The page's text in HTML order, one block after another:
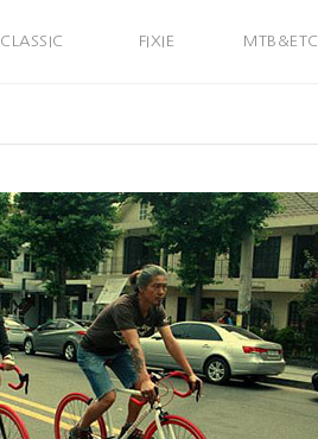
CLASSIC FIXIE MTB&ETC